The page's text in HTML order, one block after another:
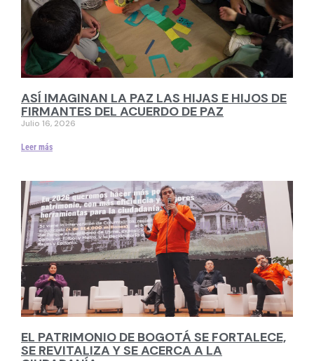
ASÍ IMAGINAN LA PAZ LAS HIJAS E HIJOS DE
FIRMANTES DEL ACUERDO DE PAZ
Julio 16, 2026
Leer más
EL PATRIMONIO DE BOGOTÁ SE FORTALECE,
SE REVITALIZA Y SE ACERCA A LA